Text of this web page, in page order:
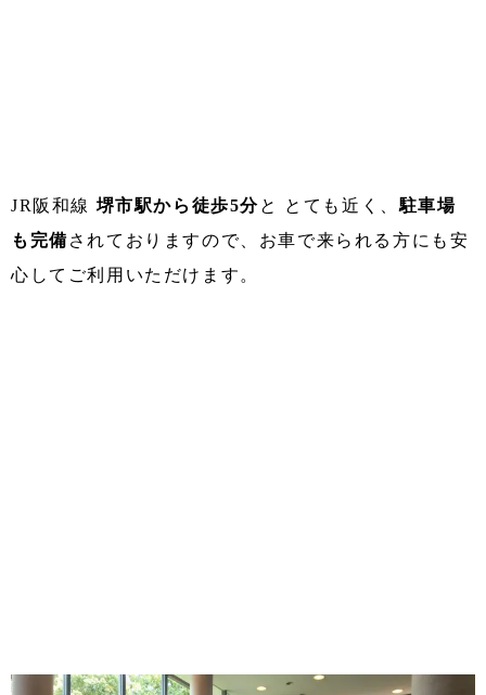
JR阪和線 堺市駅から徒歩5分と とても近く、 駐車場
も完備 されておりますので、お車で来られる方にも安
心してご利用いただけます。